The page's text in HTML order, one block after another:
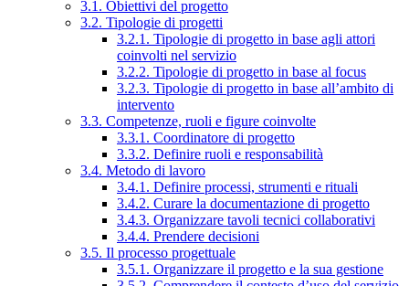
3.1. Obiettivi del progetto
3.2. Tipologie di progetti
3.2.1. Tipologie di progetto in base agli attori
coinvolti nel servizio
3.2.2. Tipologie di progetto in base al focus
3.2.3. Tipologie di progetto in base all’ambito di
intervento
3.3. Competenze, ruoli e figure coinvolte
3.3.1. Coordinatore di progetto
3.3.2. Definire ruoli e responsabilità
3.4. Metodo di lavoro
3.4.1. Definire processi, strumenti e rituali
3.4.2. Curare la documentazione di progetto
3.4.3. Organizzare tavoli tecnici collaborativi
3.4.4. Prendere decisioni
3.5. Il processo progettuale
3.5.1. Organizzare il progetto e la sua gestione